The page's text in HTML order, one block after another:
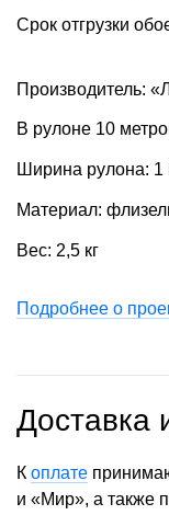
Срок отгрузки
Производитель:
В рулоне 10
Ширина рулона: 1
Материал:
Вес: 2,5 кг
Подробнее о
Доставка
К оплате
и «Мир», а также